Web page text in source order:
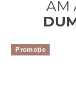
Promoție